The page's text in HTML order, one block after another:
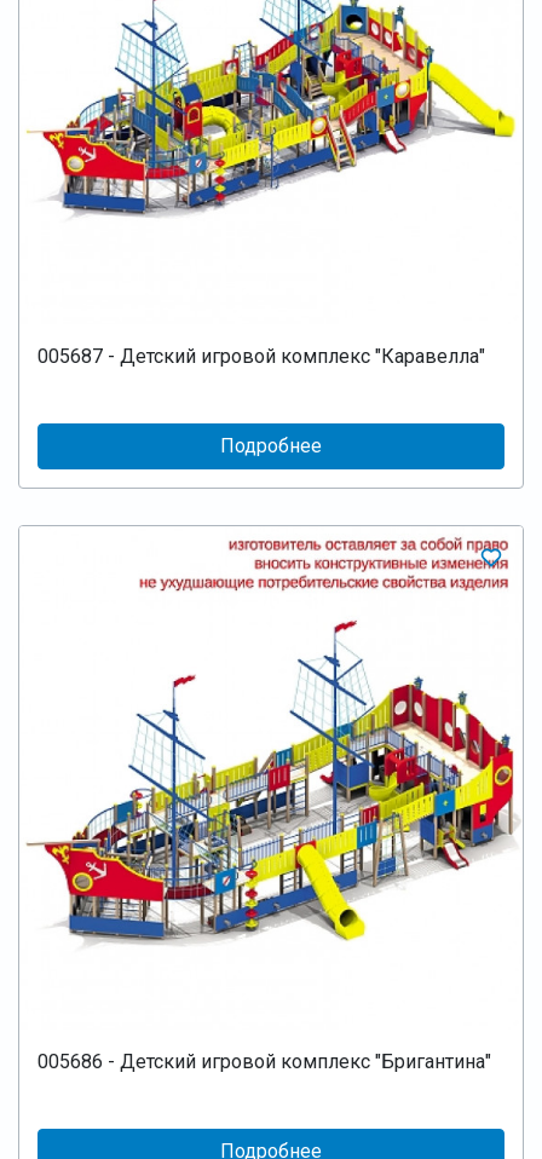
005687 - Детский игровой комплекс "Каравелла"
Подробнее
005686 - Детский игровой комплекс "Бригантина"
Подробнее